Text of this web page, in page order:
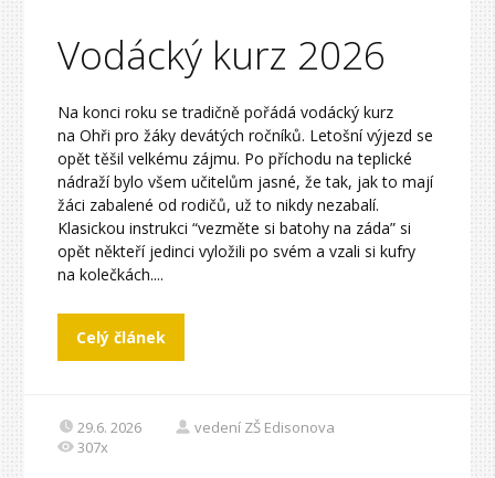
Vodácký kurz 2026
Na konci roku se tradičně pořádá vodácký kurz
na Ohři pro žáky devátých ročníků. Letošní výjezd se
opět těšil velkému zájmu. Po příchodu na teplické
nádraží bylo všem učitelům jasné, že tak, jak to mají
žáci zabalené od rodičů, už to nikdy nezabalí.
Klasickou instrukci “vezměte si batohy na záda” si
opět někteří jedinci vyložili po svém a vzali si kufry
na kolečkách....
Celý článek
29.6. 2026
vedení ZŠ Edisonova
307x